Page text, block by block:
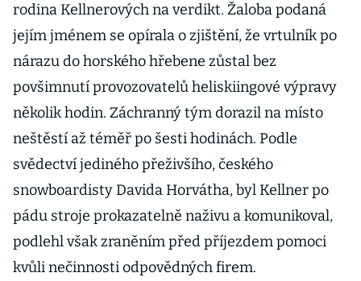
rodina Kellnerových na verdikt. Žaloba podaná
jejím jménem se opírala o zjištění, že vrtulník po
nárazu do horského hřebene zůstal bez
povšimnutí provozovatelů heliskiingové výpravy
několik hodin. Záchranný tým dorazil na místo
neštěstí až téměř po šesti hodinách. Podle
svědectví jediného přeživšího, českého
snowboardisty Davida Horvátha, byl Kellner po
pádu stroje prokazatelně naživu a komunikoval,
podlehl však zraněním před příjezdem pomoci
kvůli nečinnosti odpovědných firem.